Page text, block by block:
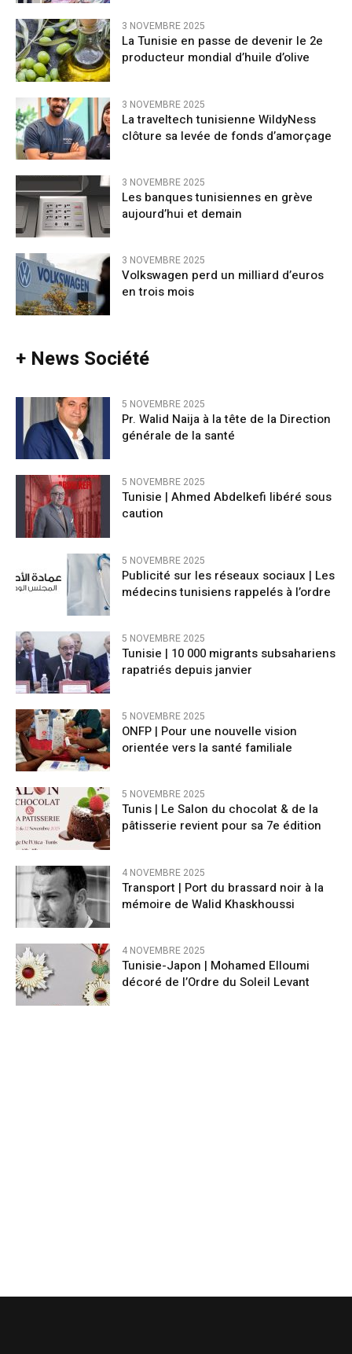
3 NOVEMBRE 2025
La Tunisie en passe de devenir le 2e
producteur mondial d’huile d’olive
3 NOVEMBRE 2025
La traveltech tunisienne WildyNess
clôture sa levée de fonds d’amorçage
3 NOVEMBRE 2025
Les banques tunisiennes en grève
aujourd’hui et demain
3 NOVEMBRE 2025
Volkswagen perd un milliard d’euros
en trois mois
+ News Société
5 NOVEMBRE 2025
Pr. Walid Naija à la tête de la Direction
générale de la santé
5 NOVEMBRE 2025
Tunisie | Ahmed Abdelkefi libéré sous
caution
5 NOVEMBRE 2025
Publicité sur les réseaux sociaux | Les
médecins tunisiens rappelés à l’ordre
5 NOVEMBRE 2025
Tunisie | 10 000 migrants subsahariens
rapatriés depuis janvier
5 NOVEMBRE 2025
ONFP | Pour une nouvelle vision
orientée vers la santé familiale
5 NOVEMBRE 2025
Tunis | Le Salon du chocolat & de la
pâtisserie revient pour sa 7e édition
4 NOVEMBRE 2025
Transport | Port du brassard noir à la
mémoire de Walid Khaskhoussi
4 NOVEMBRE 2025
Tunisie-Japon | Mohamed Elloumi
décoré de l’Ordre du Soleil Levant